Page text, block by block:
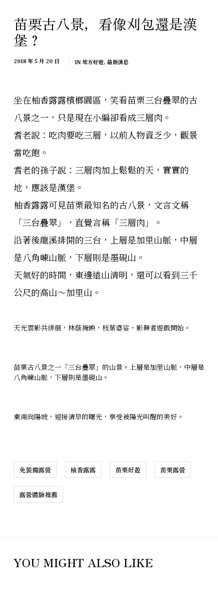
苗栗古八景，看像刈包還是漢
堡？
2018 年 5 月 20 日 IN地方好遊, 最新消息
坐在柚香露露檳榔園區，笑看苗栗三台疊翠的古
八景之一，只是現在小編卻看成三層肉。
耆老說：吃肉要吃三層，以前人物資乏少，觀景
當吃飽。
耆老的孫子說：三層肉加上鬆鬆的天，實實的
地，應該是漢堡。
柚香露露可見苗栗最知名的古八景，文言文稱
「三台疊翠」，直覺言稱「三層肉」。
沿著後龍溪排開的三台，上層是加里山脈，中層
是八角崠山脈，下層則是墨硯山。
天氣好的時間，東邊遠山清明，還可以看到三千
公尺的高山～加里山。
天光雲影共徘徊，林蔭掩映，枝葉婆娑，影舞者遊戲開始。
苗栗古八景之一「三台疊翠」的山景。上層是加里山脈，中層是
八角崠山脈，下層則是墨硯山。
東南向陽坡，迎接清早的曙光，享受被陽光叫醒的美好。
免裝備露營 柚香露露 苗栗好遊 苗栗露營
露營體驗推薦
YOU MIGHT ALSO LIKE